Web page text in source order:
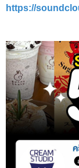
https://